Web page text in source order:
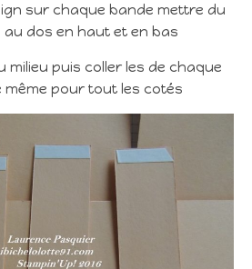
sur chaque bande mettre du
au dos en haut et en bas
milieu puis coller les de chaque
même pour tout les cotés